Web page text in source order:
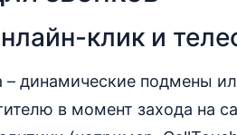
клик и
динамические подмены
в момент захода на